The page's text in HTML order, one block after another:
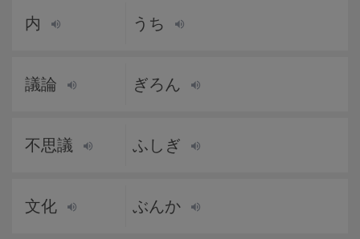
内 うち
議論 ぎろん
不思議 ふしぎ
文化 ぶんか